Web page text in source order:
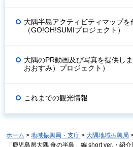
大隅半島アクティビティマップを
（GO!OH!SUMIプロジェクト）
大隅のPR動画及び写真を提供し
おおすみ）プロジェクト）
これまでの観光情報
ホーム > 地域振興局・支庁 > 大隅地域振興局
「鹿児島県大隅 食の半島」編 short ver.・紹